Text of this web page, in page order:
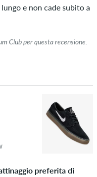
e non cade subito a
Club per questa recensione.
preferita di